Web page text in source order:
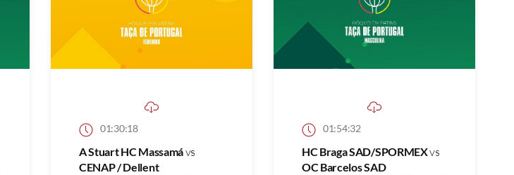
01:30:18
A Stuart HC Massamávs
CENAP / Dellent
01:54:32
HC Braga SAD/SPORMEXvs
OC Barcelos SAD